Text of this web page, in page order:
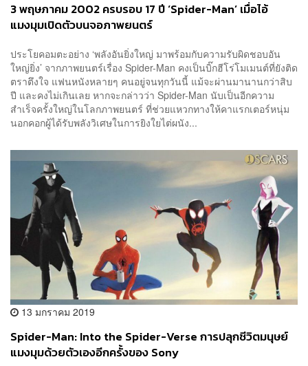
3 พฤษภาคม 2002 ครบรอบ 17 ปี ‘Spider-Man’ เมื่อไอ้
แมงมุมเปิดตัวบนจอภาพยนตร์
ประโยคอมตะอย่าง ‘พลังอันยิ่งใหญ่ มาพร้อมกับความรับผิดชอบอัน
ใหญ่ยิ่ง’ จากภาพยนตร์เรื่อง Spider-Man คงเป็นบิ๊กฮีโร่โมเมนต์ที่ยังติด
ตราตึงใจ แฟนหนังหลายๆ คนอยู่จนทุกวันนี้ แม้จะผ่านมานานกว่าสิบ
ปี และคงไม่เกินเลย หากจะกล่าวว่า Spider-Man นับเป็นอีกความ
สำเร็จครั้งใหญ่ในโลกภาพยนตร์ ที่ช่วยแหวกทางให้คาแรกเตอร์หนุ่ม
นอกคอกผู้ได้รับพลังวิเศษในการยิงใยไต่ผนัง...
13 มกราคม 2019
Spider-Man: Into the Spider-Verse การปลุกชีวิตมนุษย์
แมงมุมด้วยตัวเองอีกครั้งของ Sony